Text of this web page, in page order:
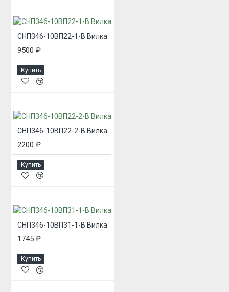
СНП346-10ВП22-1-В Вилка
9500 ₽
Купить
СНП346-10ВП22-2-В Вилка
2200 ₽
Купить
СНП346-10ВП31-1-В Вилка
1745 ₽
Купить